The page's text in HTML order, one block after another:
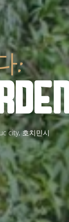
:
city, 호치민시